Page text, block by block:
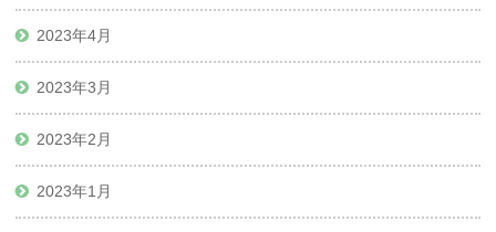
2023年4月
2023年3月
2023年2月
2023年1月